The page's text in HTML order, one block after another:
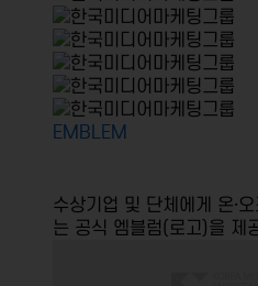
EMBLEM
수상기업 및 단체에게 온·
는 공식 엠블럼(로고)을 제